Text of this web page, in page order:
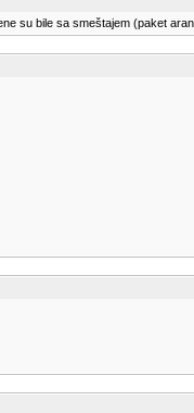
su bile sa smeštajem (paket